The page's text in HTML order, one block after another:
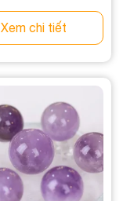
Xem chi tiết